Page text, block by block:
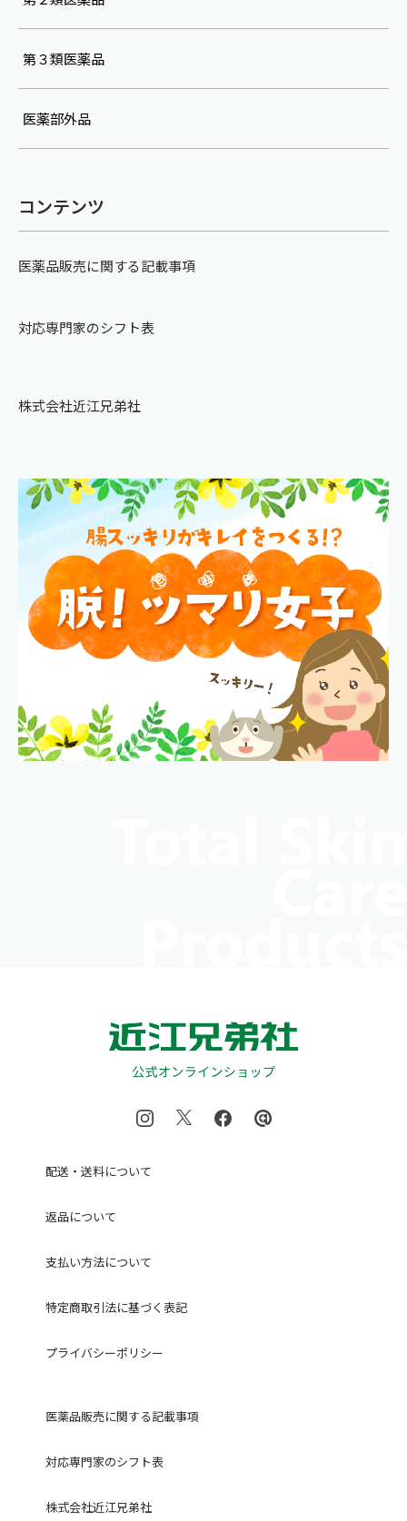
第３類医薬品
医薬部外品
コンテンツ
医薬品販売に関する記載事項
対応専門家のシフト表
株式会社近江兄弟社
配送・送料について
返品について
支払い方法について
特定商取引法に基づく表記
プライバシーポリシー
医薬品販売に関する記載事項
対応専門家のシフト表
株式会社近江兄弟社